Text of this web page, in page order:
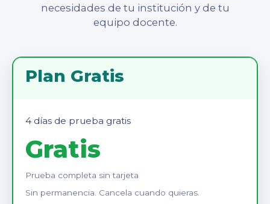
necesidades de tu institución y de tu
equipo docente.
Plan Gratis
4 días de prueba gratis
Gratis
Prueba completa sin tarjeta
Sin permanencia. Cancela cuando quieras.